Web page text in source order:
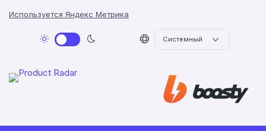
Используется Яндекс Метрика